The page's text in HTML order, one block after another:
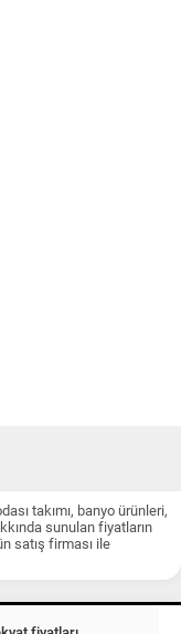
takımı, banyo ürünleri,
sunulan fiyatların
satış firması ile